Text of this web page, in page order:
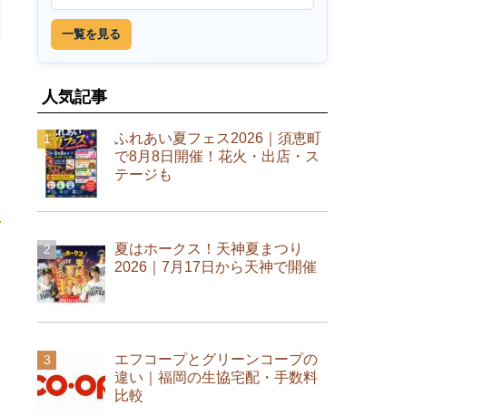
一覧を見る
人気記事
ふれあい夏フェス2026｜須恵町
で8月8日開催！花火・出店・ス
テージも
夏はホークス！天神夏まつり
2026｜7月17日から天神で開催
エフコープとグリーンコープの
違い｜福岡の生協宅配・手数料
比較